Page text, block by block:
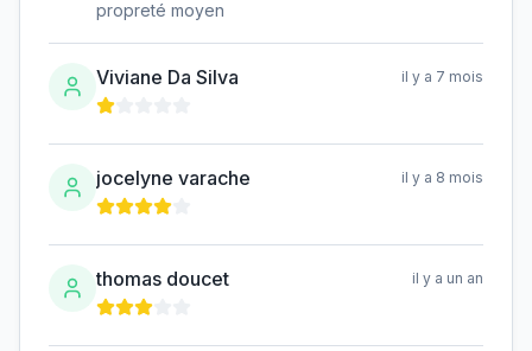
propreté moyen
Viviane Da Silva il y a 7 mois
jocelyne varache il y a 8 mois
thomas doucet il y a un an